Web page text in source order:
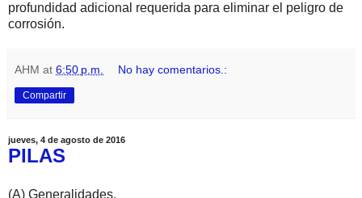
profundidad adicional requerida para eliminar el peligro de
corrosión.
AHM at 6:50 p.m. No hay comentarios.:
Compartir
jueves, 4 de agosto de 2016
PILAS
(A) Generalidades.